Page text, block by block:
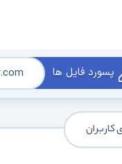
پسورد فایل ها
کاربران